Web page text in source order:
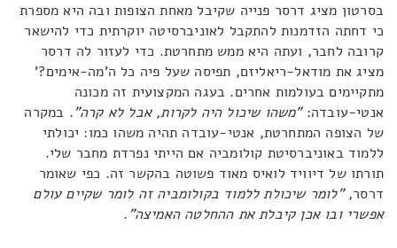
בסרטון מציג דרסר פנייה שקיבל מאחת הצופות ובה היא מספרת
כי דחתה הזדמנות להתקבל לאוניברסיטה יוקרתית כדי להישאר
קרובה לחבר, ועתה היא ממש מתחרטת. כדי לעזור לה דרסר
מציג את מודאל-ריאליזם, תפיסה שעל פיה כל ה'מה-אימים?'
מתקיימים בעולמות אחרים. בעגה המקצועית זה מכונה
אנטי-עובדה:"משהו שיכול היה לקרות, אבל לא קרה". במקרה
של הצופה המתחרטת, אנטי-עובדה תהיה משהו כמו: יכולתי
ללמוד באוניברסיטת קולומביה אם הייתי נפרדת מחבר שלי.
תורתו של דיוויד לואיס מאוד פשוטה בהקשר זה. כפי שאומר
דרסר,"לומר שיכולת ללמוד בקולומביה זה לומר שקיים עולם
אפשרי ובו אכן קיבלת את ההחלטה האמיצה".